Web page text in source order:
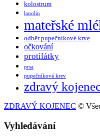
kolostrum
lanolin
mateřské
odběr pupečníkové krve
očkování
protilátky
prsa
pupečníková krev
zdravý
ZDRAVÝ KOJENEC ©
Vyhledávání